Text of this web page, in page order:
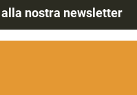
nostra newsletter